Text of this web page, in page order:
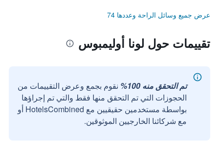
عرض جميع وسائل الراحة وعددها 74
تقييمات حول لونا أوليمبوس
تم التحقق منه 100%
نقوم بجمع وعرض التقييمات من
الحجوزات التي تم التحقق منها فقط والتي تم إجراؤها
بواسطة مستخدمين حقيقيين مع HotelsCombined أو
مع شركائنا الخارجيين الموثوقين.